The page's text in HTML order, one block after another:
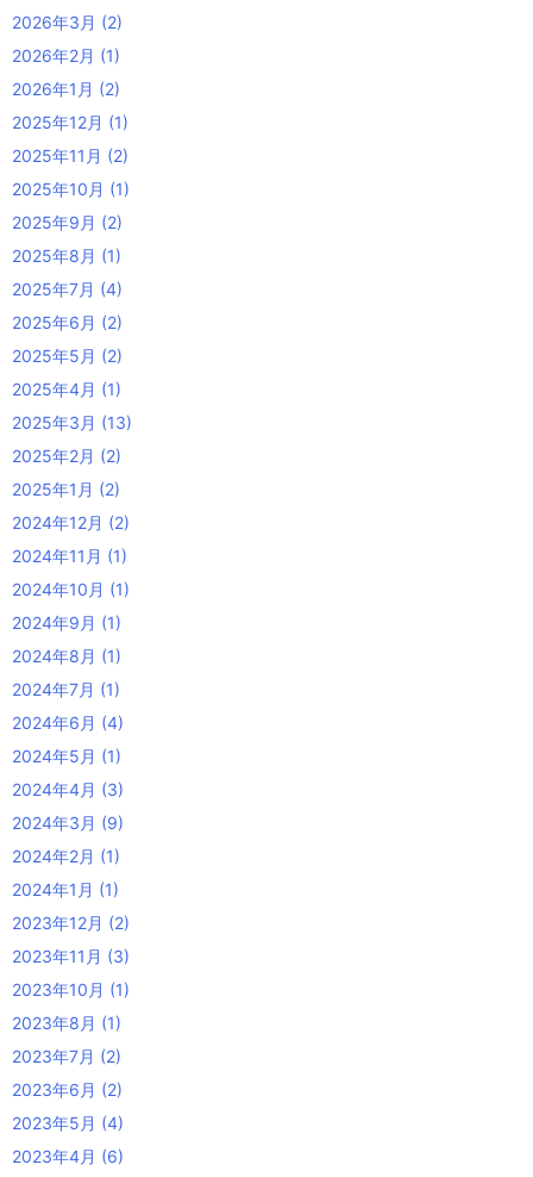
2026年3月 (2)
2026年2月 (1)
2026年1月 (2)
2025年12月 (1)
2025年11月 (2)
2025年10月 (1)
2025年9月 (2)
2025年8月 (1)
2025年7月 (4)
2025年6月 (2)
2025年5月 (2)
2025年4月 (1)
2025年3月 (13)
2025年2月 (2)
2025年1月 (2)
2024年12月 (2)
2024年11月 (1)
2024年10月 (1)
2024年9月 (1)
2024年8月 (1)
2024年7月 (1)
2024年6月 (4)
2024年5月 (1)
2024年4月 (3)
2024年3月 (9)
2024年2月 (1)
2024年1月 (1)
2023年12月 (2)
2023年11月 (3)
2023年10月 (1)
2023年8月 (1)
2023年7月 (2)
2023年6月 (2)
2023年5月 (4)
2023年4月 (6)